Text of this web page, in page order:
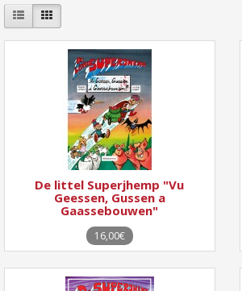
De littel Superjhemp "Vu
Geessen, Gussen a
Gaassebouwen"
16,00€